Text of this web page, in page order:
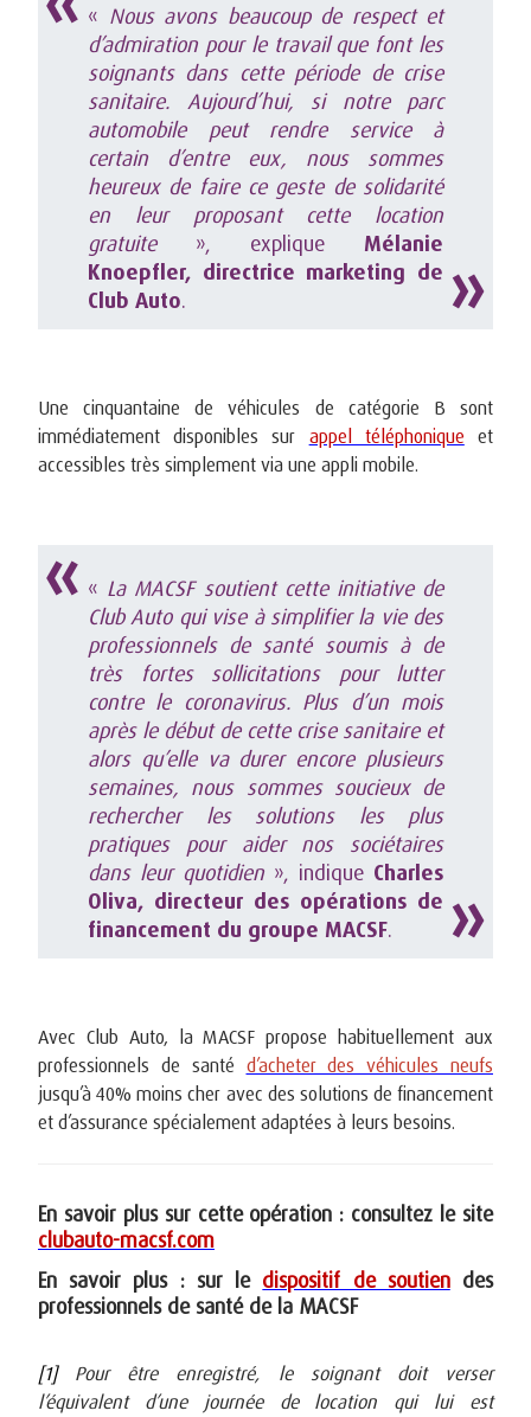
« Nous avons beaucoup de respect et
d’admiration pour le travail que font les
soignants dans cette période de crise
sanitaire. Aujourd’hui, si notre parc
automobile peut rendre service à
certain d’entre eux, nous sommes
heureux de faire ce geste de solidarité
en leur proposant cette location
gratuite», explique Mélanie
Knoepfler, directrice marketing de
Club Auto.
Une cinquantaine de véhicules de catégorie B sont
immédiatement disponibles sur appel téléphonique et
accessibles très simplement via une appli mobile.
« La MACSF soutient cette initiative de
Club Auto qui vise à simplifier la vie des
professionnels de santé soumis à de
très fortes sollicitations pour lutter
contre le coronavirus. Plus d’un mois
après le début de cette crise sanitaire et
alors qu’elle va durer encore plusieurs
semaines, nous sommes soucieux de
rechercher les solutions les plus
pratiques pour aider nos sociétaires
dans leur quotidien », indique Charles
Oliva, directeur des opérations de
financement du groupe MACSF.
Avec Club Auto, la MACSF propose habituellement aux
professionnels de santé d’acheter des véhicules neufs
jusqu’à 40% moins cher avec des solutions de financement
et d’assurance spécialement adaptées à leurs besoins.
En savoir plus sur cette opération : consultez le site
clubauto-macsf.com
En savoir plus : sur le dispositif de soutiendes
professionnels de santé de la MACSF
[1]Pour être enregistré, le soignant doit verser
l’équivalent d’une journée de location qui lui est